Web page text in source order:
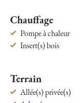
Chauffage
Pompe à chaleur
Insert(s) bois
Terrain
Allée(s) privée(s)